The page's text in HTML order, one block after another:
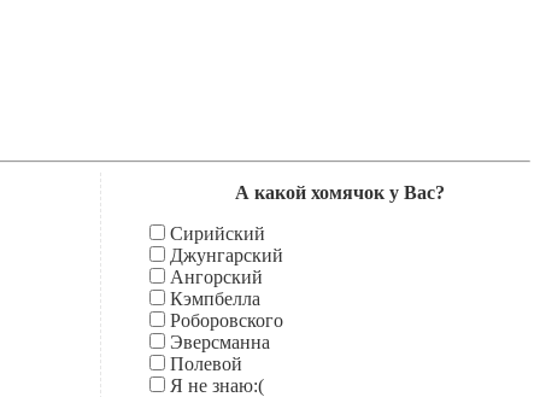
А какой хомячок у Вас?
Сирийский
Джунгарский
Ангорский
Кэмпбелла
Роборовского
Эверсманна
Полевой
Я не знаю:(